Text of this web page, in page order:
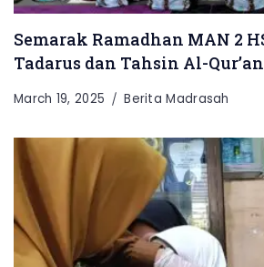
Semarak Ramadhan MAN 2
Tadarus dan Tahsin Al-Qur’an
March 19, 2025 Berita Madrasah